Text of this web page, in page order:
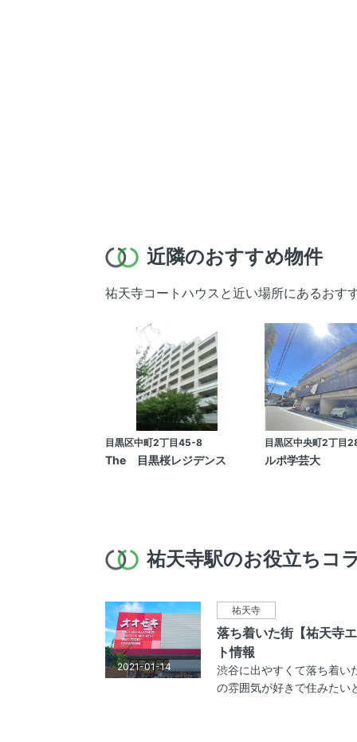
近隣のおすすめ物件
祐天寺コートハウスと近い場所にあるおす
目黒区中町2丁目45-8
The 目黒桜レジデンス
目黒区中央町2丁目
ルポ学芸大
祐天寺駅のお役立ちコ
2021-01-14
祐天寺
落ち着いた街【祐天寺
ト情報
渋谷に出やすくて落ち着い
の雰囲気が好きで住みたい